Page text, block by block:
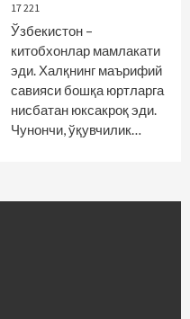
17 221
Ўзбекистон –
китобхонлар мамлакати
эди. Халқнинг маърифий
савияси бошқа юртларга
нисбатан юксакроқ эди.
Чунончи, ўқувчилик…